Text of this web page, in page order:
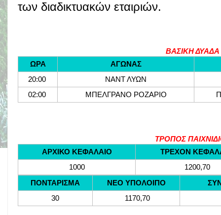
των διαδικτυακών εταιριών.
ΒΑΣΙΚΗ ΔΥΑΔΑ
ΩΡΑ
ΑΓΩΝΑΣ
20:00
ΝΑΝΤ ΛΥΩΝ
02:00
ΜΠΕΛΓΡΑΝΟ ΡΟΖΑΡΙΟ
ΤΡΟΠΟΣ
ΑΡΧΙΚΟ ΚΕΦΑΛΑΙΟ
ΤΡΕΧΟΝ
1000
1200,70
ΠΟΝΤΑΡΙΣΜΑ
ΝΕΟ ΥΠΟΛΟΙΠΟ
30
1170,70